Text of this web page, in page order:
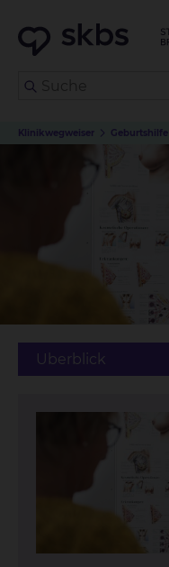
Klinikwegweiser Geburtshilfe